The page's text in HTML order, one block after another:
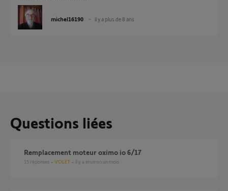
michel16190 il y a plus de 8 ans
Questions liées
Remplacement moteur oximo io 6/17
15 réponses VOLET il y a environ un mois